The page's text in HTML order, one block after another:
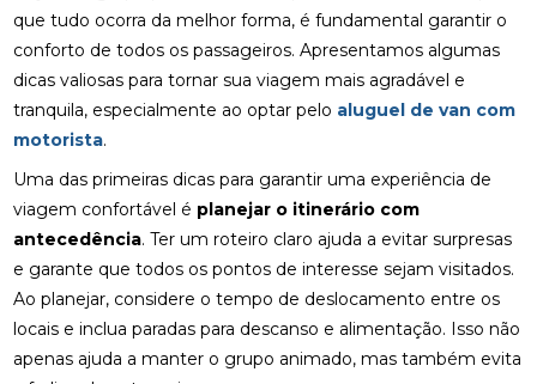
que tudo ocorra da melhor forma, é fundamental garantir o
conforto de todos os passageiros. Apresentamos algumas
dicas valiosas para tornar sua viagem mais agradável e
tranquila, especialmente ao optar pelo aluguel de van com
motorista.
Uma das primeiras dicas para garantir uma experiência de
viagem confortável é planejar o itinerário com
antecedência. Ter um roteiro claro ajuda a evitar surpresas
e garante que todos os pontos de interesse sejam visitados.
Ao planejar, considere o tempo de deslocamento entre os
locais e inclua paradas para descanso e alimentação. Isso não
apenas ajuda a manter o grupo animado, mas também evita